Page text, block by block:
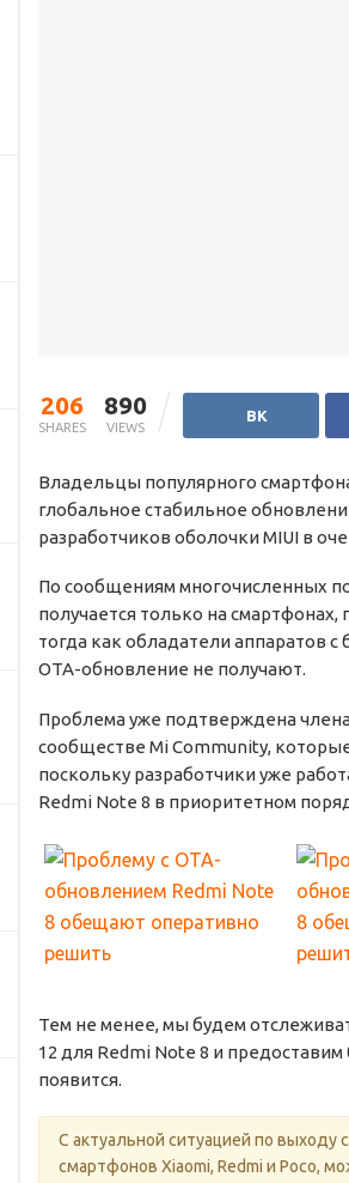
206
SHARES
890
VIEWS
ВК
Владельцы популярного
глобальное стабильное
разработчиков оболочки MIUI в
По сообщениям многочисленных
получается только на
тогда как обладатели аппаратов
OTA-обновление не получают.
Проблема уже подтверждена
сообществе Mi Community,
поскольку разработчики уже
Redmi Note 8 в приоритетном
Тем не менее, мы будем
12 для Redmi Note 8 и
появится.
С актуальной ситуацией по выходу
смартфонов Xiaomi, Redmi и Poco,